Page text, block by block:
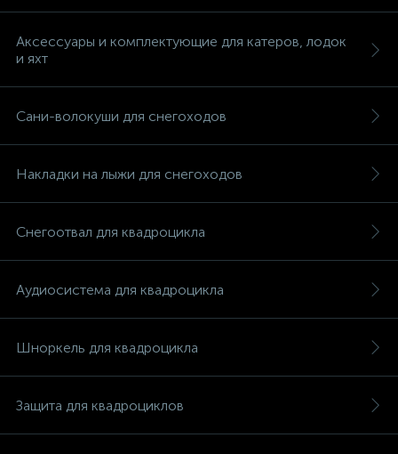
Аксессуары и комплектующие для катеров, лодок
и яхт
Сани-волокуши для снегоходов
Накладки на лыжи для снегоходов
Снегоотвал для квадроцикла
Аудиосистема для квадроцикла
Шноркель для квадроцикла
Защита для квадроциклов